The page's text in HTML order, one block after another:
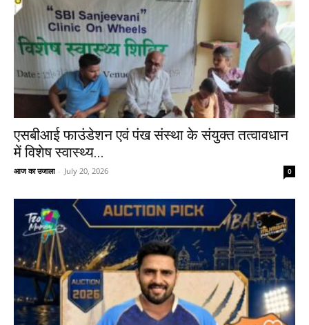
एसबीआई फाउंडेशन एवं पंख संस्था के संयुक्त तत्वावधान
में विशेष स्वास्थ्य...
आज का उजाला - July 20, 2026 0